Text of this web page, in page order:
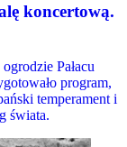
koncertową.
Pałacu
program,
temperament i
świata.